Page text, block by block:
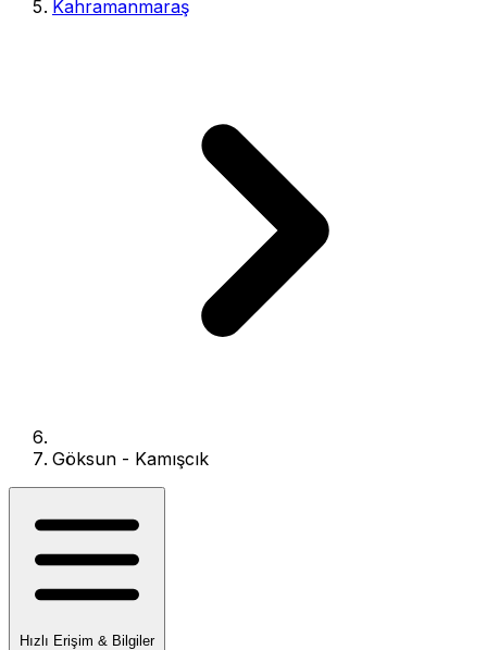
Kahramanmaraş
Göksun - Kamışcık
Hızlı Erişim & Bilgiler